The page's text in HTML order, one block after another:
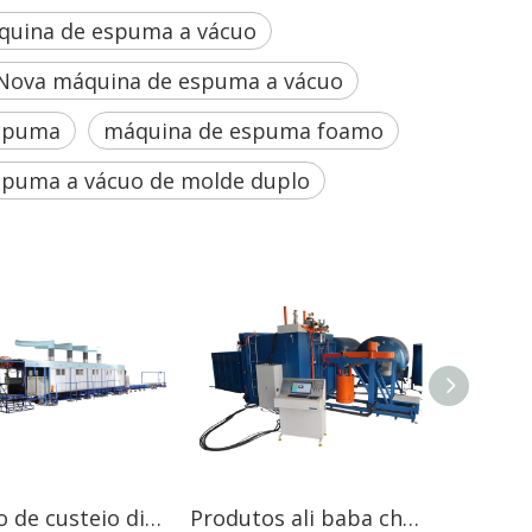
de espuma a vácuo
máquina de espuma a vácuo
máquina de espuma foamo
a vácuo de molde duplo
Função de custeio direto de importação da China máquina de espuma de poliuretano de mistura química Produtos ali baba china com preço competitivo preço automático duplo moukds de máquina de espuma a vácuo